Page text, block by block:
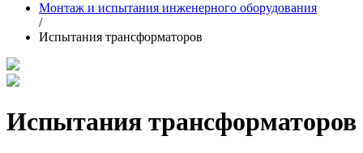
Монтаж и испытания инженерного оборудования
/
Испытания трансформаторов
Испытания трансформаторов